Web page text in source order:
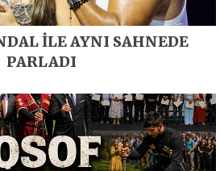
İLE AYNI SAHNEDE
PARLADI